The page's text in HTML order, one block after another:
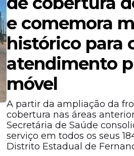
e comemora
histórico para
atendimento
móvel
A partir da ampliação da
cobertura nas áreas
Secretária de Saúde
serviço em todos os seus
Distrito Estadual de